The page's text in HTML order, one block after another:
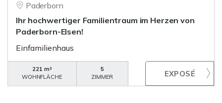
Paderborn
Ihr hochwertiger Familientraum im Herzen von
Paderborn-Elsen!
Einfamilienhaus
221 m²
WOHNFLÄCHE
5
ZIMMER